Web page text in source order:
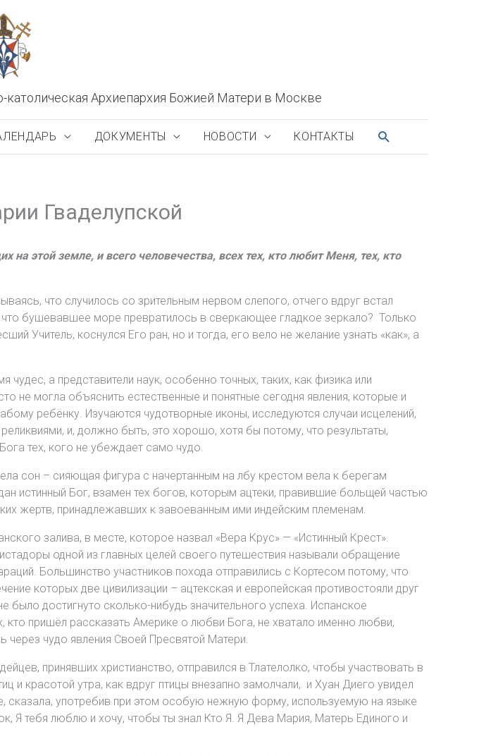
католическая Архиепархия Божией Матери в Москве
ДОКУМЕНТЫ НОВОСТИ КОНТАКТЫ ПОИСК
Гваделупской
этой земле, и всего человечества, всех тех, кто любит Меня, тех, кто
что случилось со зрительным нервом слепого, отчего вдруг встал
бушевавшее море превратилось в сверкающее гладкое зеркало? Только
Учитель, коснулся Его ран, но и тогда, его вело не желание узнать «как», а
а представители наук, особенно точных, таких, как физика или
не могла объяснить естественные и понятные сегодня явления, которые и
ребёнку. Изучаются чудотворные иконы, исследуются случаи исцелений,
и, должно быть, это хорошо, хотя бы потому, что результаты,
тех, кого не убеждает само чудо.
сон – сияющая фигура с начертанным на лбу крестом вела к берегам
истинный Бог, взамен тех богов, которым ацтеки, правившие больщей частью
жертв, принадлежавших к завоеванным ими индейским племенам.
залива, в месте, которое назвал «Вера Крус» — «Истинный Крест».
одной из главных целей своего путешествия называли обращение
Большинство участников похода отправились с Кортесом потому, что
которых две цивилизации – ацтекская и европейская противостояли друг
достигнуто сколько-нибудь значительного успеха. Испанское
пришёл рассказать Америке о любви Бога, не хватало именно любви,
через чудо явления Своей Пресвятой Матери.
принявших христианство, отправился в Тлателолко, чтобы участвовать в
и красотой утра, как вдруг птицы внезапно замолчали, и Хуан Диего увидел
употребив при этом особую нежную форму, используемую на языке
Я тебя люблю и хочу, чтобы ты знал Кто Я. Я Дева Мария, Матерь Единого и